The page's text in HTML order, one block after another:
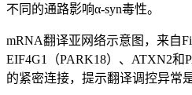
不同的通路影响α-syn毒性。
mRNA翻译亚网络示意图，来自
EIF4G1（PARK18）、ATXN2和
的紧密连接，提示翻译调控异常